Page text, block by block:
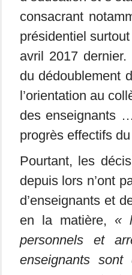
consacrant
présidentiel
avril 2017
du dédoublement
l’orientation au
des enseignants
progrès effectifs
Pourtant, les
depuis lors n’ont
d’enseignants et
en la matière, «
personnels et
enseignants